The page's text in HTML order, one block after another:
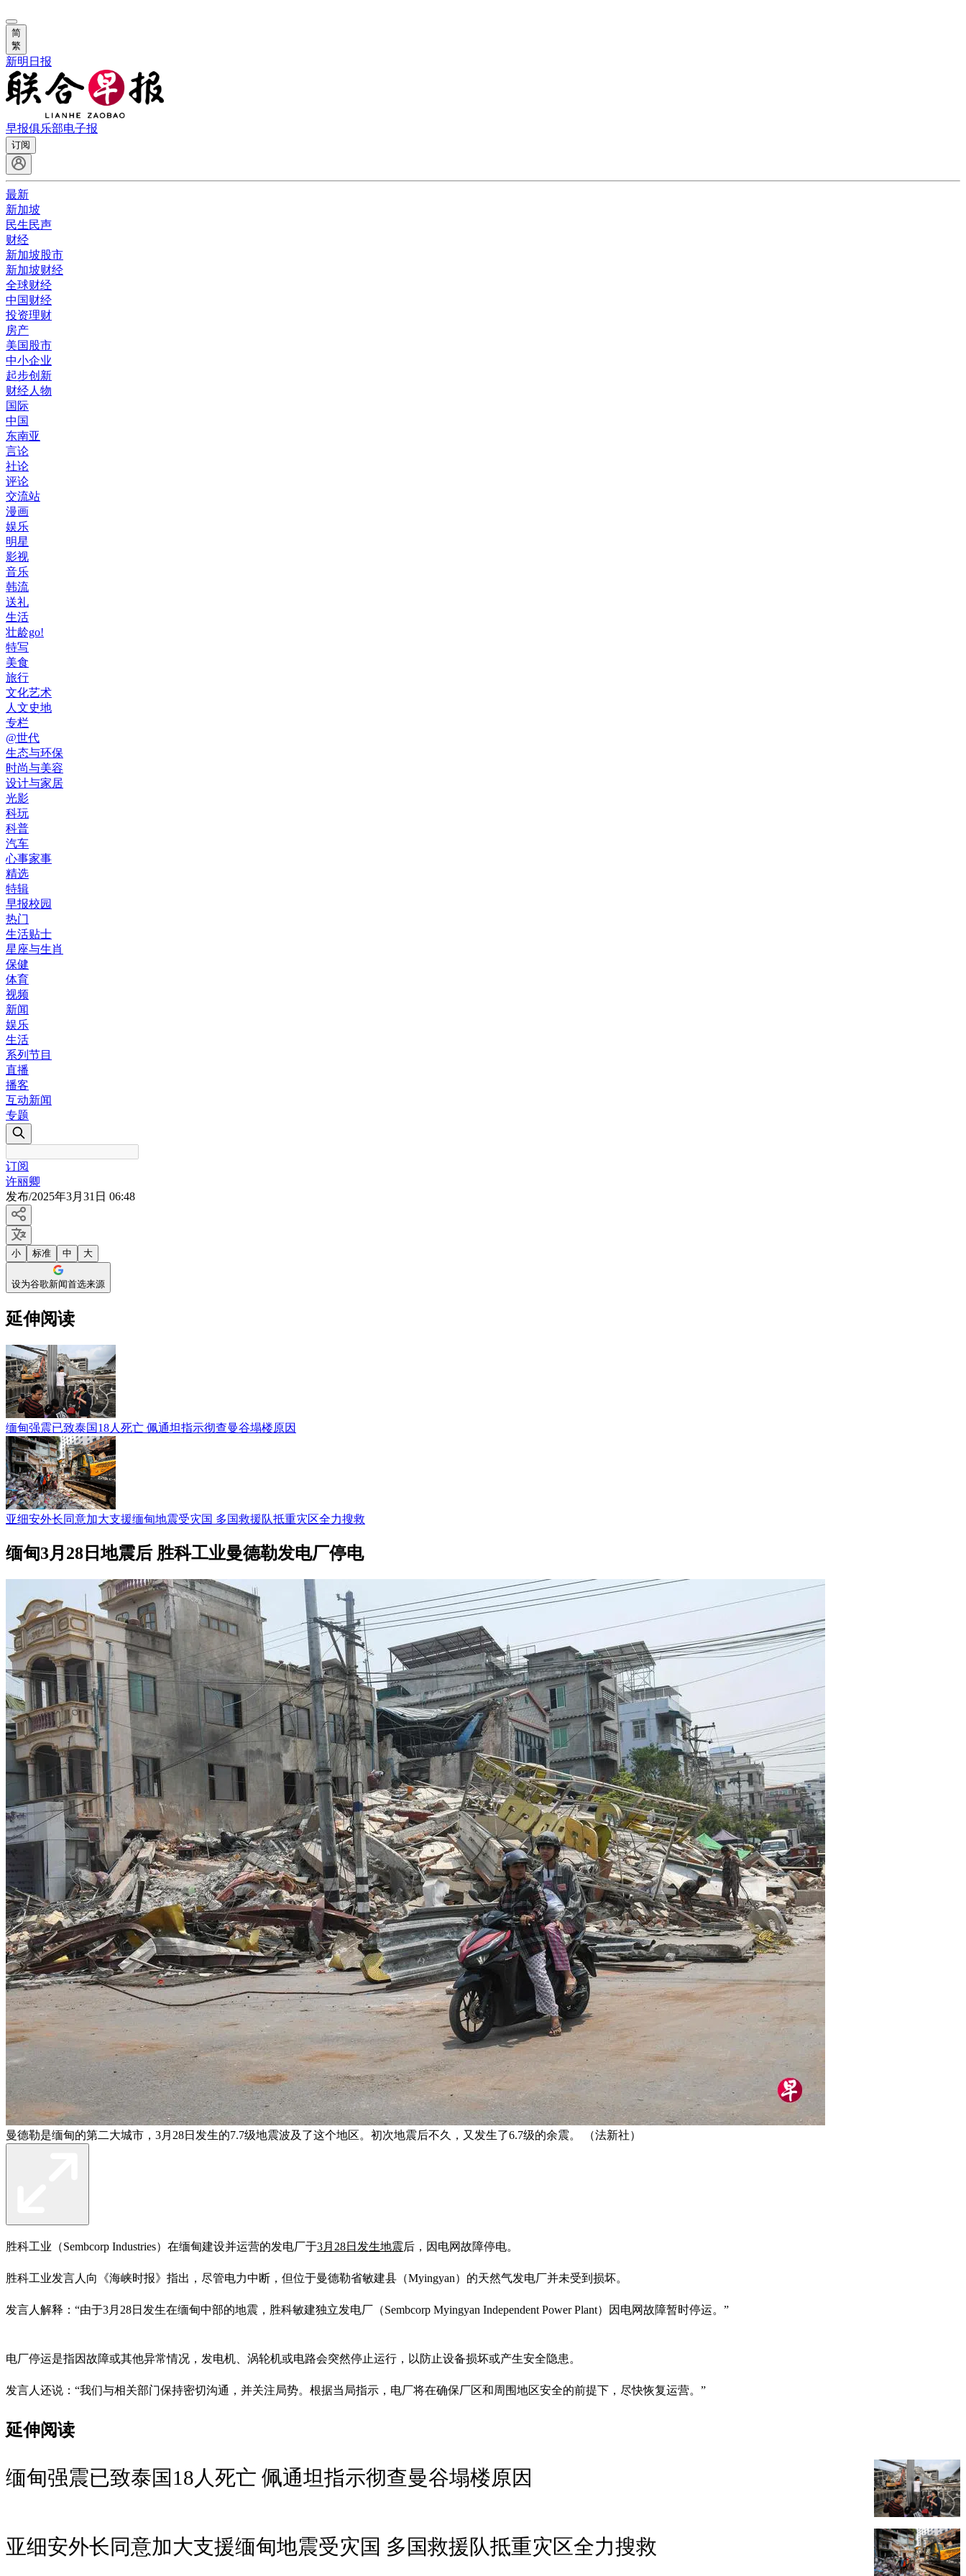
简
繁
新明日报
早报俱乐部电子报
订阅
最新
新加坡
民生民声
财经
新加坡股市
新加坡财经
全球财经
中国财经
投资理财
房产
美国股市
中小企业
起步创新
财经人物
国际
中国
东南亚
言论
社论
评论
交流站
漫画
娱乐
明星
影视
音乐
韩流
送礼
生活
壮龄go!
特写
美食
旅行
文化艺术
人文史地
专栏
@世代
生态与环保
时尚与美容
设计与家居
光影
科玩
科普
汽车
心事家事
精选
特辑
早报校园
热门
生活贴士
星座与生肖
保健
体育
视频
新闻
娱乐
生活
系列节目
直播
播客
互动新闻
专题
订阅
许丽卿
发布/2025年3月31日 06:48
小 标准 中 大
设为谷歌新闻首选来源
延伸阅读
缅甸强震已致泰国18人死亡 佩通坦指示彻查曼谷塌楼原因
亚细安外长同意加大支援缅甸地震受灾国 多国救援队抵重灾区全力搜救
缅甸3月28日地震后 胜科工业曼德勒发电厂停电
曼德勒是缅甸的第二大城市，3月28日发生的7.7级地震波及了这个地区。初次地震后不久，又发生了6.7级的余震。 （法新社）
胜科工业（Sembcorp Industries）在缅甸建设并运营的发电厂于3月28日发生地震后，因电网故障停电。
胜科工业发言人向《海峡时报》指出，尽管电力中断，但位于曼德勒省敏建县（Myingyan）的天然气发电厂并未受到损坏。
发言人解释：“由于3月28日发生在缅甸中部的地震，胜科敏建独立发电厂（Sembcorp Myingyan Independent Power Plant）因电网故障暂时停运。”
电厂停运是指因故障或其他异常情况，发电机、涡轮机或电路会突然停止运行，以防止设备损坏或产生安全隐患。
发言人还说：“我们与相关部门保持密切沟通，并关注局势。根据当局指示，电厂将在确保厂区和周围地区安全的前提下，尽快恢复运营。”
延伸阅读
缅甸强震已致泰国18人死亡 佩通坦指示彻查曼谷塌楼原因
亚细安外长同意加大支援缅甸地震受灾国 多国救援队抵重灾区全力搜救